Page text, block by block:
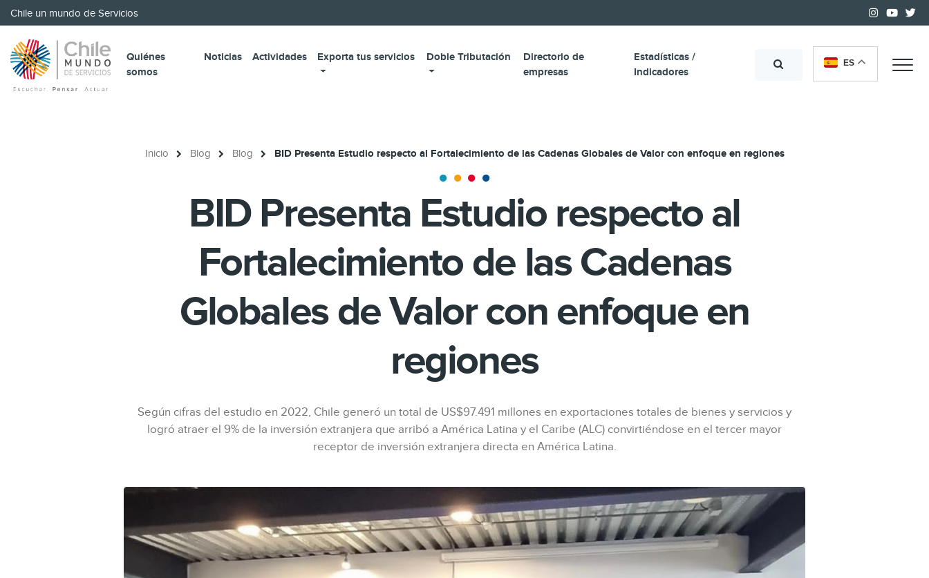
Chile un mundo de Servicios
Quiénes
somos
Noticias Actividades Exporta tus servicios Doble Tributación
Directorio de
empresas
Estadísticas /
Indicadores
ES
Inicio Blog Blog BID Presenta Estudio respecto al Fortalecimiento de las Cadenas Globales de Valor con enfoque en regiones
BID Presenta Estudio respecto al
Fortalecimiento de las Cadenas
Globales de Valor con enfoque en
regiones
Según cifras del estudio en 2022, Chile generó un total de US$97.491 millones en exportaciones totales de bienes y servicios y
logró atraer el 9% de la inversión extranjera que arribó a América Latina y el Caribe (ALC) convirtiéndose en el tercer mayor
receptor de inversión extranjera directa en América Latina.